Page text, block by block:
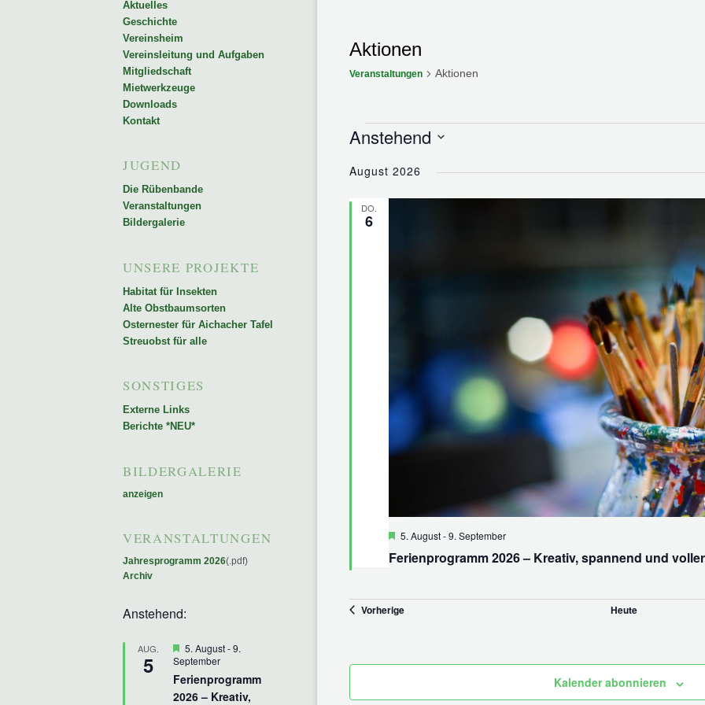
springen
springen
Aktionen
Veranstaltungen Aktionen
Veranstaltungen
Anstehend
wählen.
August 2026
DO.
6
Ferienprogramm 2026 – Kreativ, spannend und
Hervorgehoben
5. August-9. September
VorherigeVeranstaltungen Heute
Kalender abonnieren
Aktuelles
Geschichte
Vereinsheim
Vereinsleitung und Aufgaben
Mitgliedschaft
Mietwerkzeuge
Downloads
Kontakt
JUGEND
Die Rübenbande
Veranstaltungen
Bildergalerie
UNSERE PROJEKTE
Habitat für Insekten
Alte Obstbaumsorten
Osternester für Aichacher Tafel
Streuobst für alle
SONSTIGES
Externe Links
Berichte *NEU*
BILDERGALERIE
anzeigen
VERANSTALTUNGEN
Jahresprogramm 2026(.pdf)
Archiv
Anstehend:
AUG.
5
Hervorgehoben
5. August-9.
September
Ferienprogramm
2026 – Kreativ,